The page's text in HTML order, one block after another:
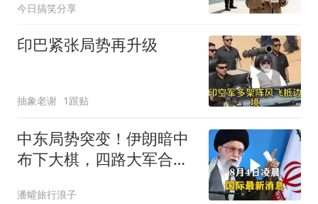
今日搞笑分享
印巴紧张局势再升级
抽象老谢 1跟贴
中东局势突变！伊朗暗中
布下大棋，四路大军合
潘蠸旅行浪子